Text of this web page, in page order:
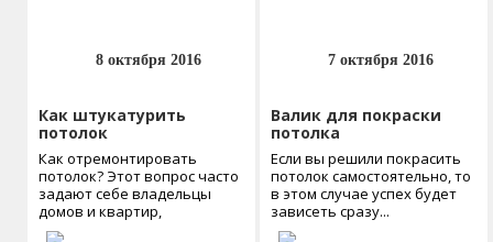
8 октября 2016
Как штукатурить
потолок
Как отремонтировать
потолок? Этот вопрос часто
задают себе владельцы
домов и квартир,
планирующие сделать
7 октября 2016
Валик для покраски
потолка
Если вы решили покрасить
потолок самостоятельно, то
в этом случае успех будет
зависеть сразу...